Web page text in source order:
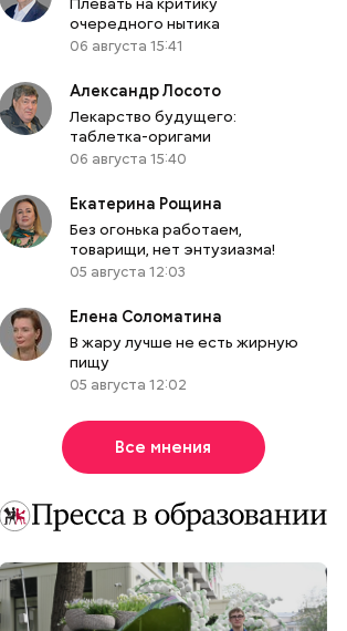
очередного нытика
06 августа 15:41
Александр Лосото
Лекарство будущего:
таблетка-оригами
06 августа 15:40
Екатерина Рощина
Без огонька работаем,
товарищи, нет энтузиазма!
05 августа 12:03
Елена Соломатина
В жару лучше не есть жирную
пищу
05 августа 12:02
Все мнения